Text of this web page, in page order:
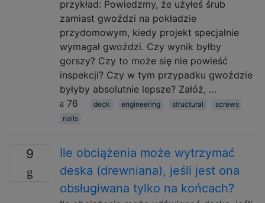
przykład: Powiedzmy, że użyłeś śrub
zamiast gwoździ na pokładzie
przydomowym, kiedy projekt specjalnie
wymagał gwoździ. Czy wynik byłby
gorszy? Czy to może się nie powieść
inspekcji? Czy w tym przypadku gwoździe
byłyby absolutnie lepsze? Załóż, …
76
deck engineering structural
screws
nails
9
Ile obciążenia może wytrzymać
deska (drewniana), jeśli jest ona
obsługiwana tylko na końcach?